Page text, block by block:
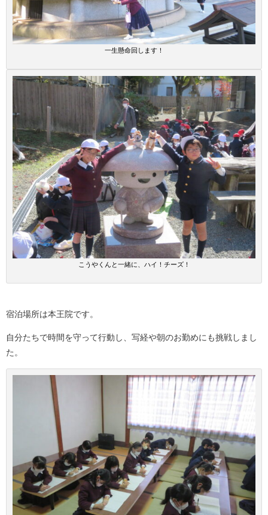
一生懸命回します！
こうやくんと一緒に、ハイ！チーズ！
宿泊場所は本王院です。
自分たちで時間を守って行動し、写経や朝のお勤めにも挑戦しまし
た。